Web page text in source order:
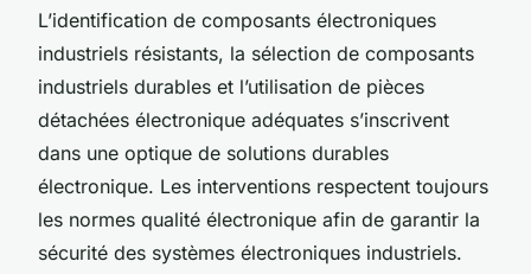
L’identification de composants électroniques
industriels résistants, la sélection de composants
industriels durables et l’utilisation de pièces
détachées électronique adéquates s’inscrivent
dans une optique de solutions durables
électronique. Les interventions respectent toujours
les normes qualité électronique afin de garantir la
sécurité des systèmes électroniques industriels.